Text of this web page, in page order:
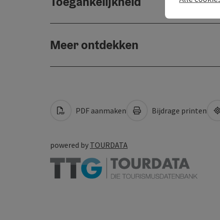
Meer ontdekken
PDF aanmaken Bijdrage printen
powered by TOURDATA